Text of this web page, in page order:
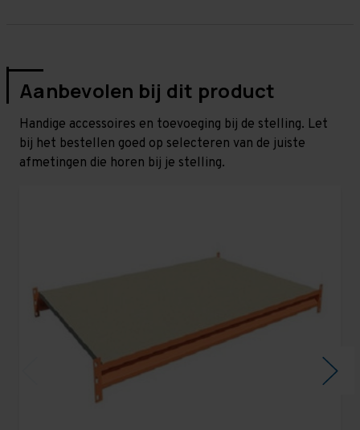
Aanbevolen bij dit product
Handige accessoires en toevoeging bij de stelling. Let
bij het bestellen goed op selecteren van de juiste
afmetingen die horen bij je stelling.